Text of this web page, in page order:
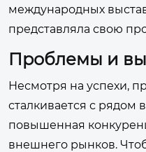
международных
представляла свою
Проблемы и
Несмотря на успехи,
сталкивается с рядом
повышенная
внешнего рынков.